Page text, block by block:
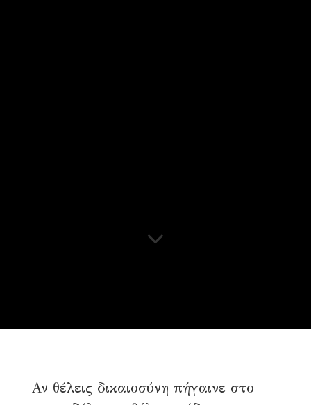
Αν θέλεις δικαιοσύνη πήγαινε στο